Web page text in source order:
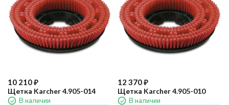
10 210₽
Щетка Karcher 4.905-014
В наличии
12 370₽
Щетка Karcher 4.905-010
В наличии